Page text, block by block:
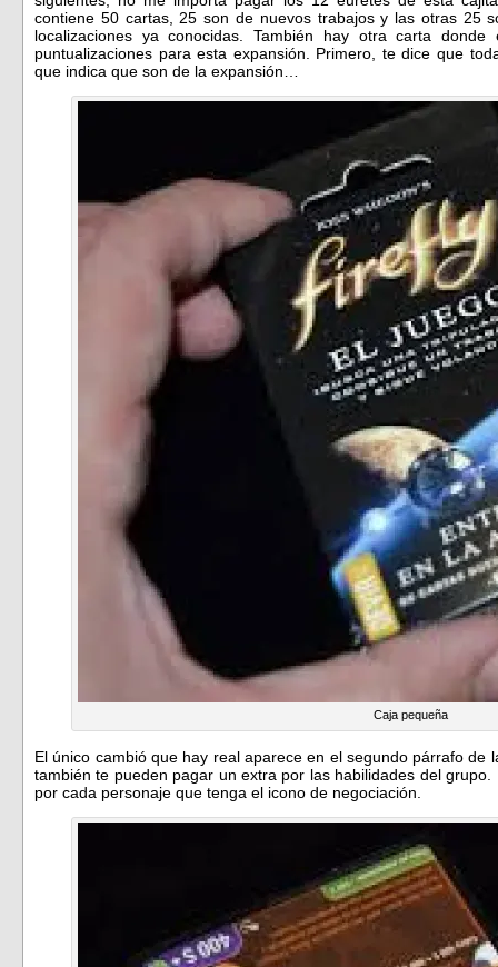
contiene 50 cartas, 25 son de nuevos trabajos y las otras 25
localizaciones ya conocidas. También hay otra carta
puntualizaciones para esta expansión. Primero, te dice que
que indica que son de la expansión…
Caja pequeña
El único cambió que hay real aparece en el segundo párrafo de
también te pueden pagar un extra por las habilidades del
por cada personaje que tenga el icono de negociación.